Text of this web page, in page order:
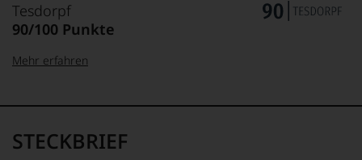
Tesdorpf
90/100 Punkte
95–98 Punkte:
Name
Tesdorpf
Mehr erfahren
STECKBRIEF